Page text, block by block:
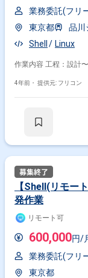
業務委託(フリ
東京都
品川
Shell
Linux
作業内容 工程：設計
4年前・ 提供元: フリコン
【Shell(リモー
発作業
リモート可
600,000円/
業務委託(フリ
東京都